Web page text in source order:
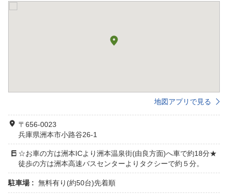
地図アプリで見る
〒656-0023
兵庫県洲本市小路谷26-1
☆お車の方は洲本ICより洲本温泉街(由良方面)へ車で約18分★
徒歩の方は洲本高速バスセンターよりタクシーで約５分。
駐車場 : 無料有り(約50台)先着順